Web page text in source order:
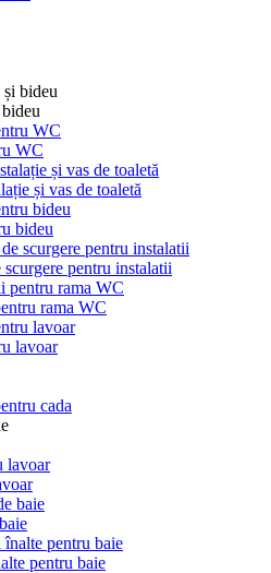
WC
și vas de toaletă
bideu
scurgere pentru instalatii
rama WC
lavoar
cada
pentru baie